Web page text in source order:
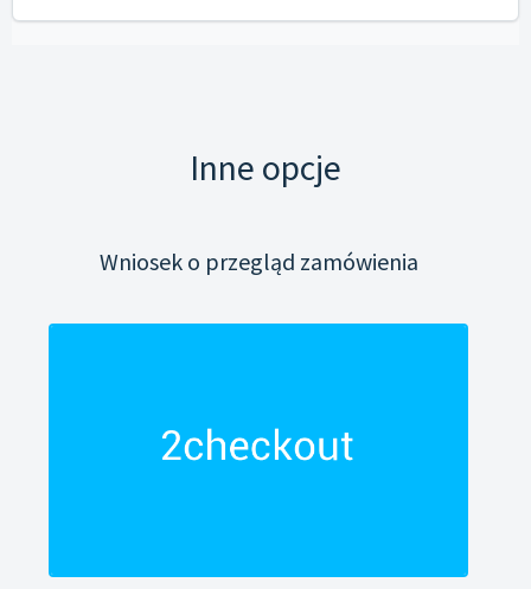
Inne opcje
Wniosek o przegląd zamówienia